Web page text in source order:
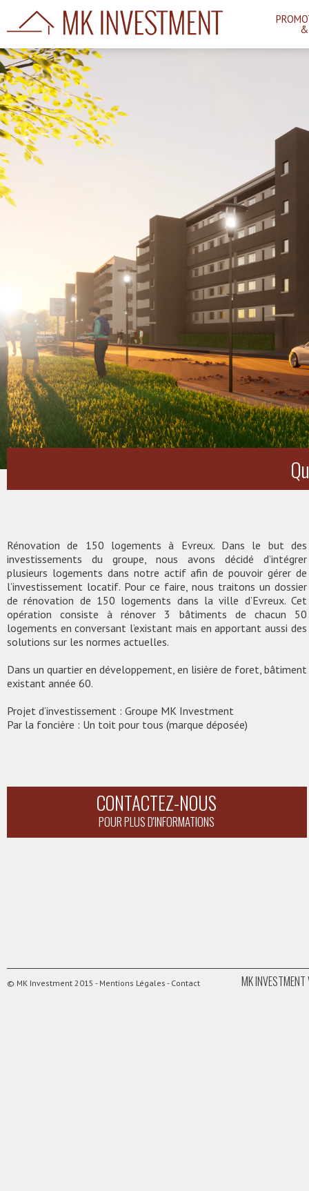
&
Rénovation de 150 logements à Evreux. Dans le but des
investissements du groupe, nous avons décidé d’intégrer
plusieurs logements dans notre actif afin de pouvoir gérer de
l’investissement locatif. Pour ce faire, nous traitons un dossier
de rénovation de 150 logements dans la ville d’Evreux. Cet
opération consiste à rénover 3 bâtiments de chacun 50
logements en conversant l’existant mais en apportant aussi des
solutions sur les normes actuelles.
Dans un quartier en développement, en lisière de foret, bâtiment
existant année 60.
Projet d’investissement : Groupe MK Investment
Par la foncière : Un toit pour tous (marque déposée)
CONTACTEZ-NOUS
POUR PLUS D'INFORMATIONS
© MK Investment 2015 - Mentions Légales - Contact MK INVESTMENT